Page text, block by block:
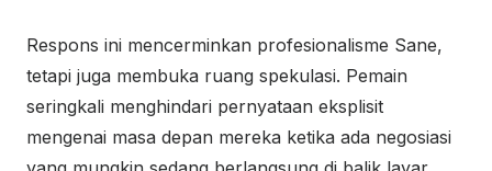
Respons ini mencerminkan profesionalisme Sane,
tetapi juga membuka ruang spekulasi. Pemain
seringkali menghindari pernyataan eksplisit
mengenai masa depan mereka ketika ada negosiasi